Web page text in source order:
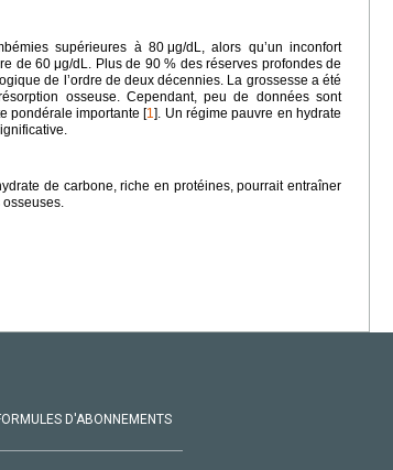
supérieures à 80 μg/dL, alors qu’un inconfort
de 60 μg/dL. Plus de 90 % des réserves profondes de
de l’ordre de deux décennies. La grossesse a été
osseuse. Cependant, peu de données sont
pondérale importante [1]. Un régime pauvre en hydrate
de carbone, riche en protéines, pourrait entraîner
D'ABONNEMENTS